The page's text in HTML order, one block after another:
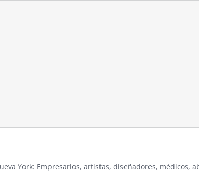
York: Empresarios, artistas, diseñadores, médicos,